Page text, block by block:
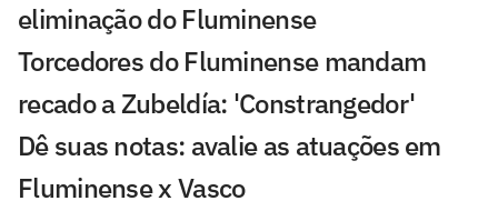
eliminação do Fluminense
Torcedores do Fluminense mandam
recado a Zubeldía: 'Constrangedor'
Dê suas notas: avalie as atuações em
Fluminense x Vasco